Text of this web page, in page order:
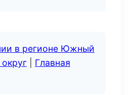
в регионе Южный
Главная